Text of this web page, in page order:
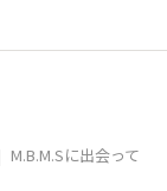
M.B.M.Sに出会って